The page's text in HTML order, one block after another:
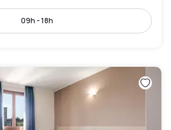
09h - 18h